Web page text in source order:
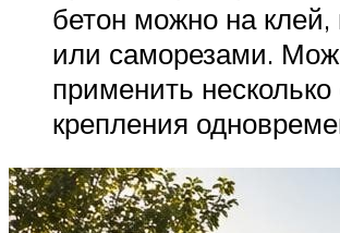
бетон можно на клей,
или саморезами.
применить
крепления